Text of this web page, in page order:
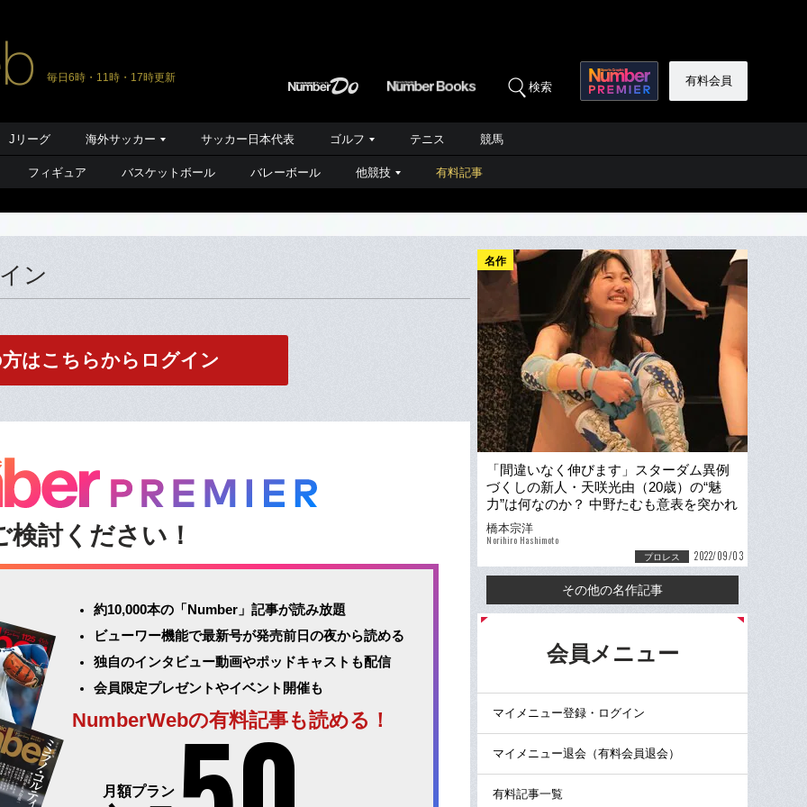
毎日6時・11時・17時更新
検索 有料会員
Jリーグ 海外サッカー サッカー日本代表 ゴルフ テニス 競馬
フィギュア バスケットボール バレーボール 他競技 有料記事
ン
はこちらからログイン
検討ください！
約10,000本の「Number」記事が読み放題
ビューワー機能で最新号が発売前日の夜から読める
独自のインタビュー動画やポッドキャストも配信
会員限定プレゼントやイベント開催も
NumberWebの有料記事も読める！
月額プラン
名作
「間違いなく伸びます」スターダム異例
づくしの新人・天咲光由（20歳）の“魅
力”は何なのか？ 中野たむも意表を突かれ
た“まさかの発言”とは
橋本宗洋
Norihiro Hashimoto
プロレス 2022/09/03
その他の名作記事
会員メニュー
マイメニュー登録・ログイン
マイメニュー退会（有料会員退会）
有料記事一覧